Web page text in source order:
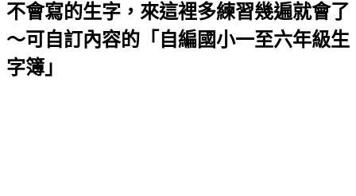
不會寫的生字，來這裡多練習幾遍就會了
～可自訂內容的「自編國小一至六年級生
字簿」